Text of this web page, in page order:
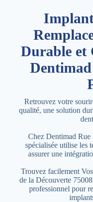
Durable et
Retrouvez votre
qualité, une solution
Chez Dentimad Rue
spécialisée utilise les
assurer une
Trouvez facilement
de la Découverte
professionnel pour